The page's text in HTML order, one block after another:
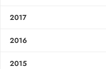
2017
2016
2015